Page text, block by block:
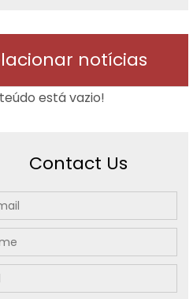
notícias
está vazio!
Contact Us